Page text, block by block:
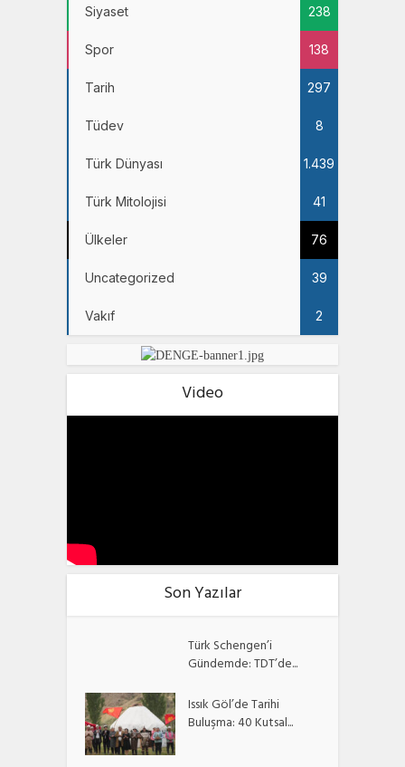
Siyaset 238
Spor 138
Tarih 297
Tüdev 8
Türk Dünyası 1.439
Türk Mitolojisi 41
Ülkeler 76
Uncategorized 39
Vakıf 2
Video
Son Yazılar
Türk Schengen’i
Gündemde: TDT’de...
Issık Göl’de Tarihi
Buluşma: 40 Kutsal...